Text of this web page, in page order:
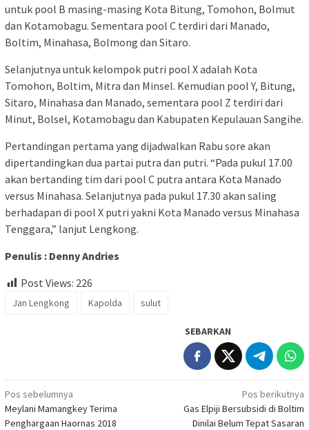
untuk pool B masing-masing Kota Bitung, Tomohon, Bolmut
dan Kotamobagu. Sementara pool C terdiri dari Manado,
Boltim, Minahasa, Bolmong dan Sitaro.
Selanjutnya untuk kelompok putri pool X adalah Kota
Tomohon, Boltim, Mitra dan Minsel. Kemudian pool Y, Bitung,
Sitaro, Minahasa dan Manado, sementara pool Z terdiri dari
Minut, Bolsel, Kotamobagu dan Kabupaten Kepulauan Sangihe.
Pertandingan pertama yang dijadwalkan Rabu sore akan
dipertandingkan dua partai putra dan putri. “Pada pukul 17.00
akan bertanding tim dari pool C putra antara Kota Manado
versus Minahasa. Selanjutnya pada pukul 17.30 akan saling
berhadapan di pool X putri yakni Kota Manado versus Minahasa
Tenggara,” lanjut Lengkong.
Penulis : Denny Andries
Post Views: 226
Jan Lengkong Kapolda sulut
SEBARKAN
Navigasi
pos
Pos sebelumnya
Meylani Mamangkey Terima
Penghargaan Haornas 2018
Pos berikutnya
Gas Elpiji Bersubsidi di Boltim
Dinilai Belum Tepat Sasaran